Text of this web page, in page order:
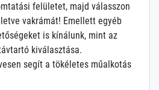
felületet, majd válasszon
vakrámát! Emellett egyéb
is kínálunk, mint az
kiválasztása.
segít a tökéletes műalkotás